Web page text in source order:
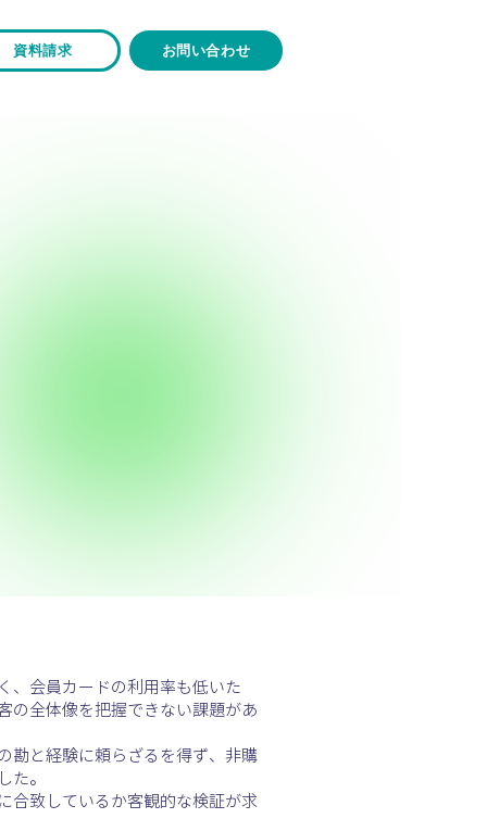
資料請求 お問い合わせ
、会員カードの利用率も低いた
の全体像を把握できない課題があ
勘と経験に頼らざるを得ず、非購
た。
合致しているか客観的な検証が求